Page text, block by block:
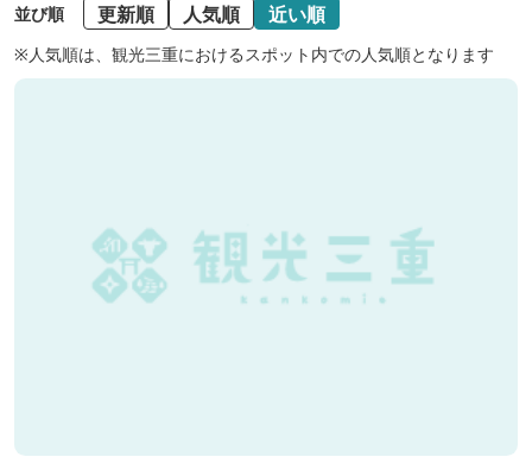
並び順 更新順 人気順 近い順
※人気順は、観光三重におけるスポット内での人気順となります